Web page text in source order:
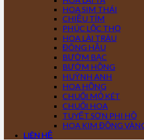
HOA SIM THÁI
CHIỀU TÍM
PHÚC LỘC THỌ
HOA LÀI TRÂU
ĐÔNG HẦU
BƯỚM BẠC
BƯỚM HỒNG
HUỲNH ANH
HOA HỒNG
CHUỐI MỎ KÉT
CHUỐI HOA
TUYẾT SƠN PHI HỒ
HOA KIM ĐỒNG
LIÊN HỆ